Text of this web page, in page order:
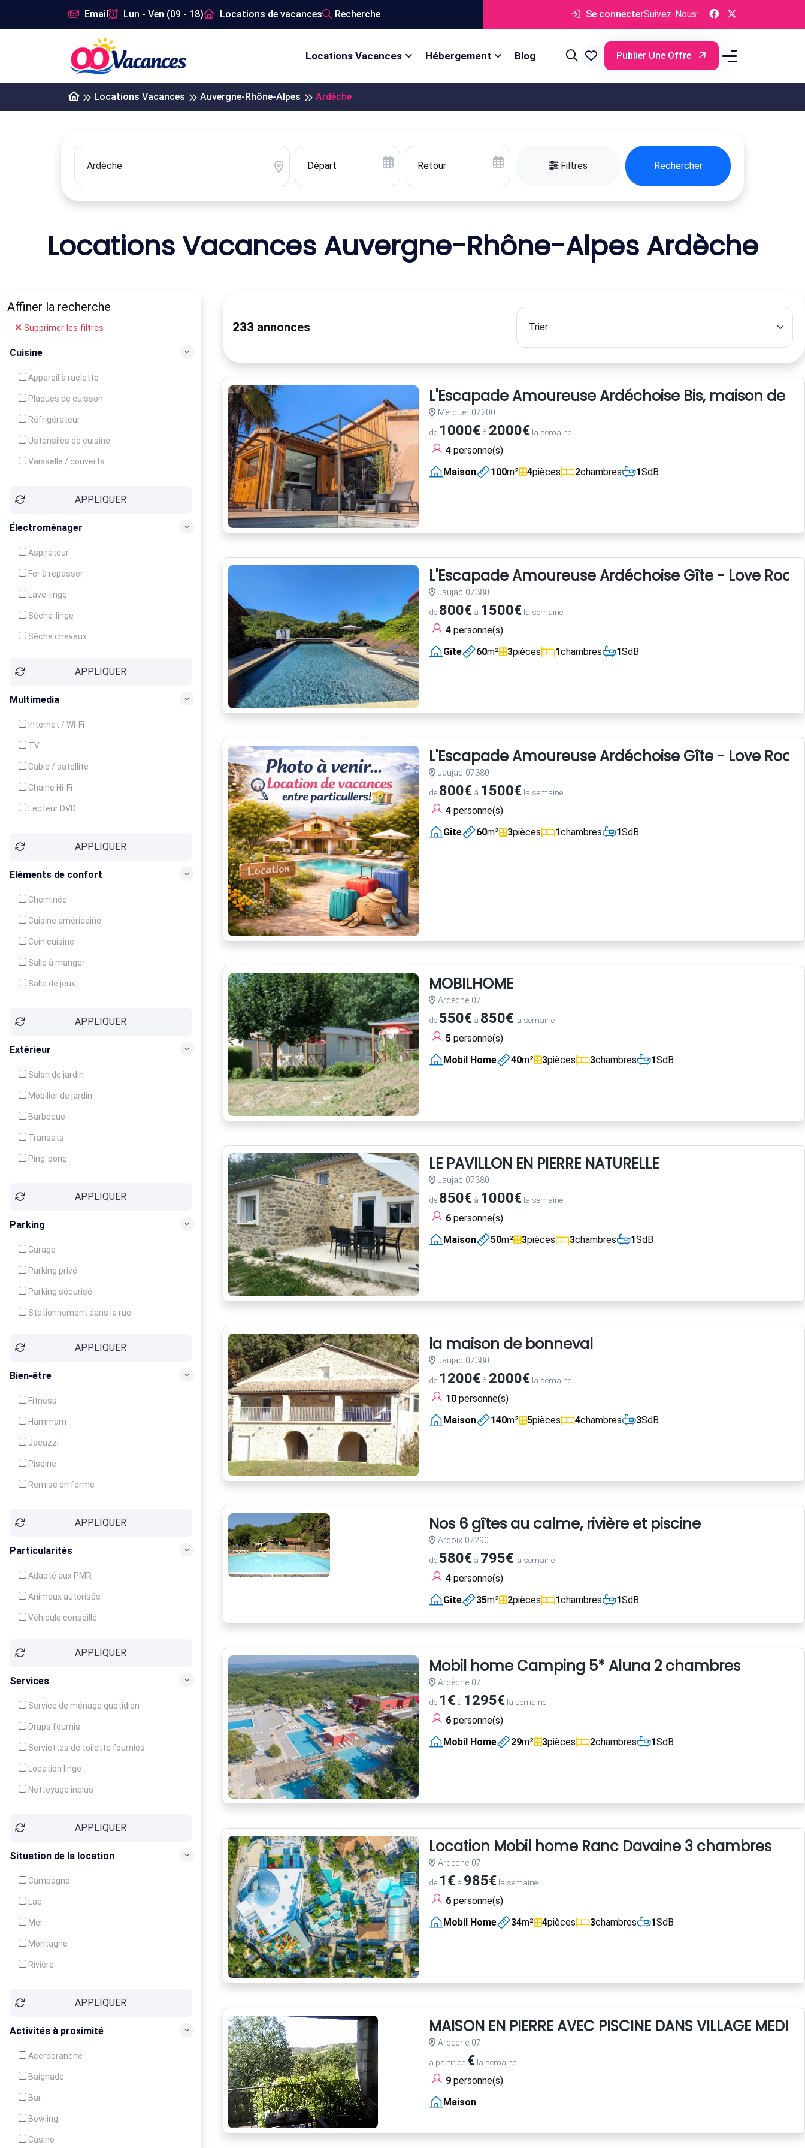
Email Lun - Ven (09 - 18) Locations de vacances Recherche Se connecterSuivez-Nous:
Locations Vacances Hébergement Blog Publier Une Offre
Locations Vacances Auvergne-Rhône-Alpes Ardèche
Filtres Rechercher
Locations Vacances Auvergne-Rhône-Alpes Ardèche
Affiner la recherche
Supprimer les filtres
Cuisine
Appareil à raclette
Plaques de cuisson
Réfrigérateur
Ustensiles de cuisine
Vaisselle / couverts
Congélateur
APPLIQUER
Électroménager
Aspirateur
Fer à repasser
Lave-linge
Sèche-linge
Sèche cheveux
APPLIQUER
Multimedia
Internet / Wi-Fi
TV
Cable / satellite
Chaine Hi-Fi
Lecteur DVD
APPLIQUER
Eléments de confort
Cheminée
Cuisine américaine
Coin cuisine
Salle à manger
Salle de jeux
Balcon / Terrasse
APPLIQUER
Extérieur
Salon de jardin
Mobilier de jardin
Barbecue
Transats
Ping-pong
Jeux d'enfantsAPPLIQUER
Parking
Garage
Parking privé
Parking sécurisé
Stationnement dans la rue
APPLIQUER
Bien-être
Fitness
Hammam
Jacuzzi
Piscine
Remise en forme
Soins du corpsAPPLIQUER
Particularités
Adapté aux PMR
Animaux autorisés
Véhicule conseillé
APPLIQUER
Services
Service de ménage quotidien
Draps fournis
Serviettes de toilette fournies
Location linge
Nettoyage inclus
Garde d'enfants
Crèche
APPLIQUER
Situation de la location
Campagne
Lac
Mer
Montagne
Rivière
APPLIQUER
Activités à proximité
Accrobranche
Baignade
Bar
Bowling
Casino
233 annonces
L'Escapade Amoureuse Ardéchoise Bis, maison
Mercuer 07200
de 1000€à 2000€la semaine
4personne(s)
Maison
100m² 4pièces 2chambres 1SdB
L'Escapade Amoureuse Ardéchoise Gîte - Love
Jaujac 07380
de 800€à 1500€la semaine
4personne(s)
Gîte
60m² 3pièces 1chambres 1SdB
L'Escapade Amoureuse Ardéchoise Gîte - Love
Jaujac 07380
de 800€à 1500€la semaine
4personne(s)
Gîte
60m² 3pièces 1chambres 1SdB
MOBILHOME
Ardèche 07
de 550€à 850€la semaine
5personne(s)
Mobil Home
40m² 3pièces 3chambres 1SdB
LE PAVILLON EN PIERRE NATURELLE
Jaujac 07380
de 850€à 1000€la semaine
6personne(s)
Maison
50m² 3pièces 3chambres 1SdB
la maison de bonneval
Jaujac 07380
de 1200€à 2000€la semaine
10personne(s)
Maison
140m² 5pièces 4chambres 3SdB
Nos 6 gîtes au calme, rivière et piscine
Ardoix 07290
de 580€à 795€la semaine
4personne(s)
Gîte
35m² 2pièces 1chambres 1SdB
Mobil home Camping 5* Aluna 2 chambres
Ardèche 07
de 1€à 1295€la semaine
6personne(s)
Mobil Home
29m² 3pièces 2chambres 1SdB
Location Mobil home Ranc Davaine 3 chambres
Ardèche 07
de 1€à 985€la semaine
6personne(s)
Mobil Home
34m² 4pièces 3chambres 1SdB
MAISON EN PIERRE AVEC PISCINE DANS VILLAGE
Ardèche 07
à partir de €la semaine
9personne(s)
Maison